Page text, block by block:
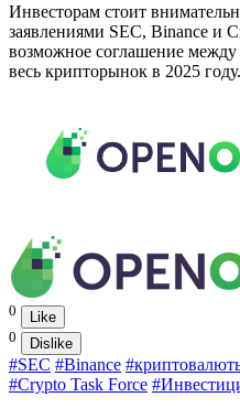
Инвесторам стоит
заявлениями SEC, Binance и
возможное соглашение
весь крипторынок в 2025 году.
0
Like
0
Dislike
#SEC #Binance
#Crypto Task Force